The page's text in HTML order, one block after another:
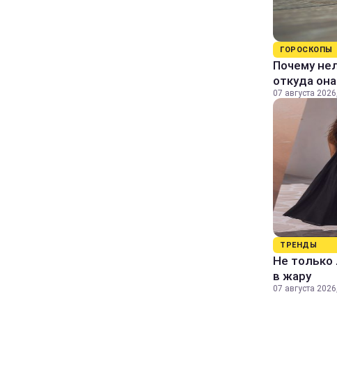
ГОРОСКОПЫ
Почему
откуда
07 августа
ТРЕНДЫ
Не только
в жару
07 августа